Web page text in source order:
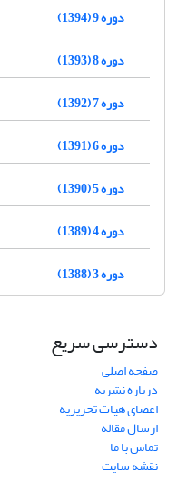
دوره 9 (1394)
دوره 8 (1393)
دوره 7 (1392)
دوره 6 (1391)
دوره 5 (1390)
دوره 4 (1389)
دوره 3 (1388)
دسترسی سریع
صفحه اصلی
درباره نشریه
اعضای هیات تحریریه
ارسال مقاله
تماس با ما
نقشه سایت